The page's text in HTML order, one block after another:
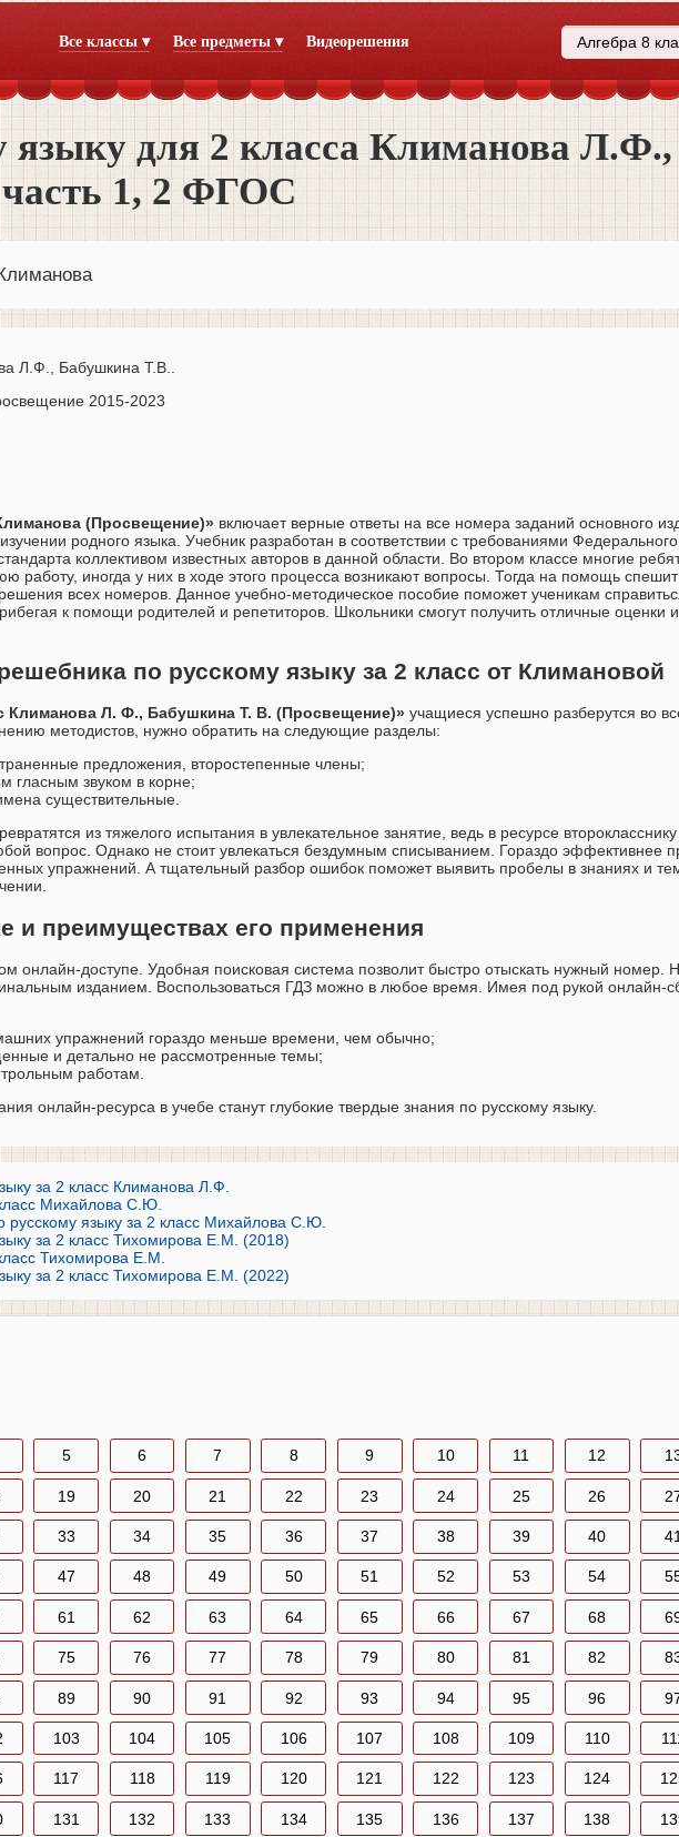
Все классы ▾ Все предметы ▾ Видеорешения
языку для 2 класса Климанова Л.Ф.,
1, 2 ФГОС
Л.Ф., Бабушкина Т.В..
2015-2023
(Просвещение)» включает верные ответы на все номера заданий основного
родного языка. Учебник разработан в соответствии с требованиями Федерального
коллективом известных авторов в данной области. Во втором классе многие
работу, иногда у них в ходе этого процесса возникают вопросы. Тогда на помощь
всех номеров. Данное учебно-методическое пособие поможет ученикам
к помощи родителей и репетиторов. Школьники смогут получить отличные оценки
по русскому языку за 2 класс от Климановой
Климанова Л. Ф., Бабушкина Т. В. (Просвещение)» учащиеся успешно разберутся во
методистов, нужно обратить на следующие разделы:
предложения, второстепенные члены;
гласным звуком в корне;
существительные.
из тяжелого испытания в увлекательное занятие, ведь в ресурсе
вопрос. Однако не стоит увлекаться бездумным списыванием. Гораздо эффективнее
упражнений. А тщательный разбор ошибок поможет выявить пробелы в знаниях и
и преимуществах его применения
онлайн-доступе. Удобная поисковая система позволит быстро отыскать нужный номер.
изданием. Воспользоваться ГДЗ можно в любое время. Имея под рукой онлайн-
упражнений гораздо меньше времени, чем обычно;
и детально не рассмотренные темы;
работам.
онлайн-ресурса в учебе станут глубокие твердые знания по русскому языку.
за 2 класс Климанова Л.Ф.
Михайлова С.Ю.
русскому языку за 2 класс Михайлова С.Ю.
за 2 класс Тихомирова Е.М. (2018)
Тихомирова Е.М.
за 2 класс Тихомирова Е.М. (2022)
5 6 7 8 9 10 11 12
19 20 21 22 23 24 25 26
33 34 35 36 37 38 39 40
47 48 49 50 51 52 53 54
61 62 63 64 65 66 67 68
75 76 77 78 79 80 81 82
89 90 91 92 93 94 95 96
103 104 105 106 107 108 109 110
117 118 119 120 121 122 123 124
131 132 133 134 135 136 137 138